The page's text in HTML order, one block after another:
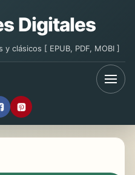
Digitales
clásicos [ EPUB, PDF, MOBI ]